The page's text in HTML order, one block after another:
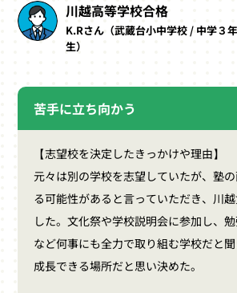
川越高等学校合格
K.Rさん（武蔵台小中学校 / 中学３
生）
苦手に立ち向かう
【志望校を決定したきっかけや理由】
元々は別の学校を志望していたが、塾
る可能性があると言っていただき、川
した。文化祭や学校説明会に参加し、
など何事にも全力で取り組む学校だと
成長できる場所だと思い決めた。